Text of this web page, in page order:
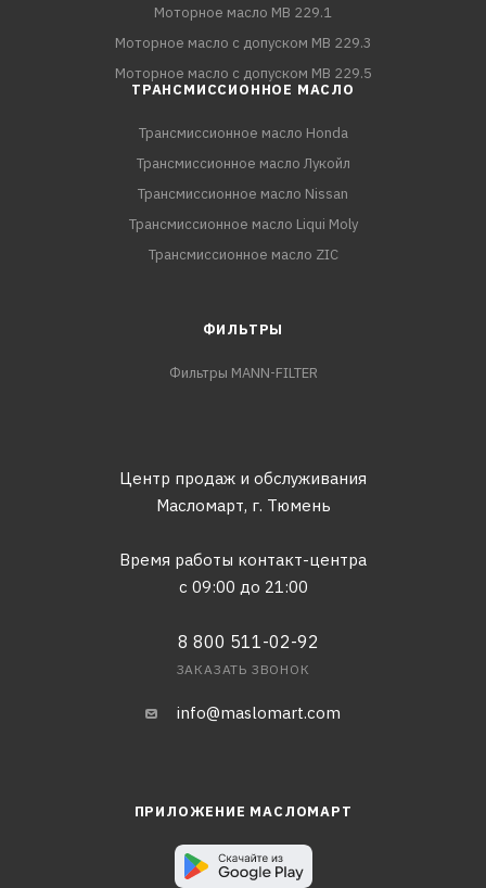
Моторное масло MB 229.1
Моторное масло с допуском MB 229.3
Моторное масло с допуском MB 229.5
ТРАНСМИССИОННОЕ МАСЛО
Трансмиссионное масло Honda
Трансмиссионное масло Лукойл
Трансмиссионное масло Nissan
Трансмиссионное масло Liqui Moly
Трансмиссионное масло ZIC
ФИЛЬТРЫ
Фильтры MANN-FILTER
Центр продаж и обслуживания
Масломарт, г. Тюмень
Время работы контакт-центра
с 09:00 до 21:00
8 800 511-02-92
ЗАКАЗАТЬ ЗВОНОК
info@maslomart.com
ПРИЛОЖЕНИЕ МАСЛОМАРТ